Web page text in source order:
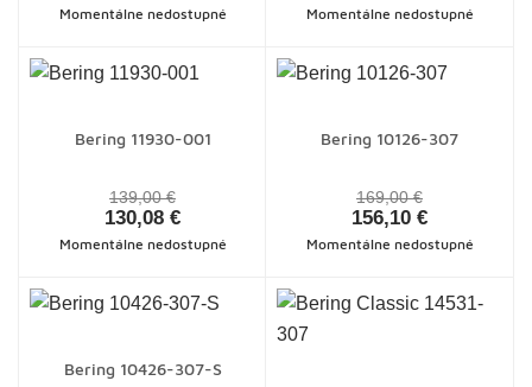
Momentálne nedostupné Momentálne nedostupné
Bering 11930-001
139,00 €
130,08 €
Momentálne nedostupné
Bering 10126-307
169,00 €
156,10 €
Momentálne nedostupné
Bering 10426-307-S